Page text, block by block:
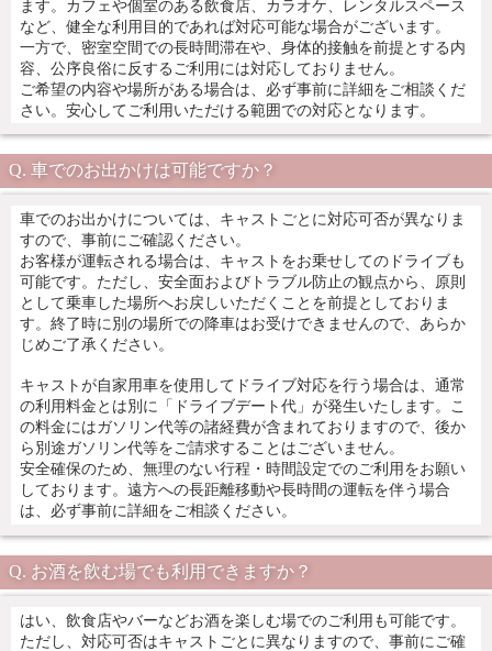
ます。カフェや個室のある飲食店、カラオケ、レンタルスペース
など、健全な利用目的であれば対応可能な場合がございます。
一方で、密室空間での長時間滞在や、身体的接触を前提とする内
容、公序良俗に反するご利用には対応しておりません。
ご希望の内容や場所がある場合は、必ず事前に詳細をご相談くだ
さい。安心してご利用いただける範囲での対応となります。
車でのお出かけは可能ですか？
車でのお出かけについては、キャストごとに対応可否が異なりま
すので、事前にご確認ください。
お客様が運転される場合は、キャストをお乗せしてのドライブも
可能です。ただし、安全面およびトラブル防止の観点から、原則
として乗車した場所へお戻しいただくことを前提としておりま
す。終了時に別の場所での降車はお受けできませんので、あらか
じめご了承ください。
キャストが自家用車を使用してドライブ対応を行う場合は、通常
の利用料金とは別に「ドライブデート代」が発生いたします。こ
の料金にはガソリン代等の諸経費が含まれておりますので、後か
ら別途ガソリン代等をご請求することはございません。
安全確保のため、無理のない行程・時間設定でのご利用をお願い
しております。遠方への長距離移動や長時間の運転を伴う場合
は、必ず事前に詳細をご相談ください。
お酒を飲む場でも利用できますか？
はい、飲食店やバーなどお酒を楽しむ場でのご利用も可能です。
ただし、対応可否はキャストごとに異なりますので、事前にご確